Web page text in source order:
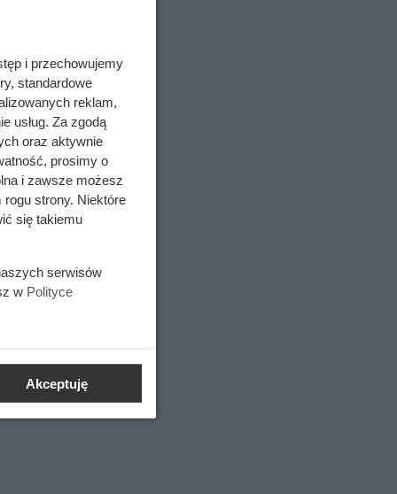
a z
– na
i przechowujemy
standardowe
reklam,
usług. Za zgodą
oraz aktywnie
prosimy o
i zawsze możesz
strony. Niektóre
się takiemu
serwisów
w Polityce
Akceptuję